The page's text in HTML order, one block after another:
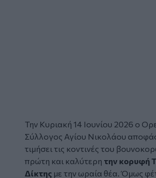
Την Κυριακή 14 Ιουνίου 2026 ο
Σύλλογος Αγίου Νικολάου
τιμήσει τις κοντινές του
πρώτη και καλύτερη την κορυφή
Δίκτης με την ωραία θέα. Όμως